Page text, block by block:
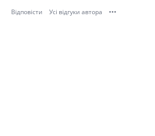
Відповісти Усі відгуки автора •••